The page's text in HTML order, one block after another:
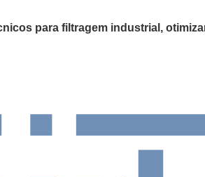
para filtragem industrial,